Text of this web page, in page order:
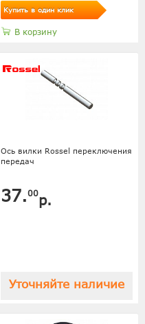
Купить в один клик
В корзину
Ось вилки Rossel переключения
передач
37.00р.
Уточняйте наличие